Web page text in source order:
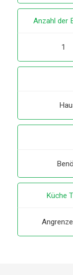
Anzahl der
1
Küche